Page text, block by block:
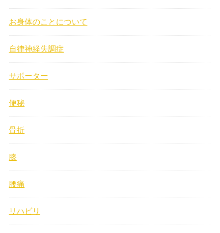
お身体のことについて
自律神経失調症
サポーター
便秘
骨折
膝
腰痛
リハビリ